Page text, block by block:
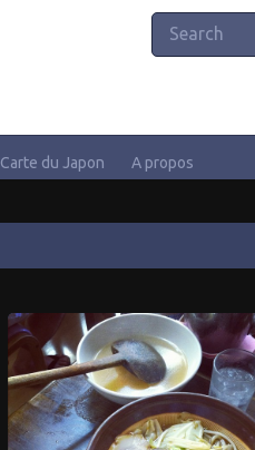
Carte du Japon A propos